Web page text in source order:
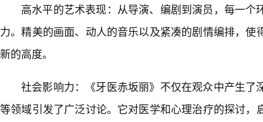
高水平的艺术表现：从导演、编剧到演员，每一个
力。精美的画面、动人的音乐以及紧凑的剧情编排，使
新的高度。
社会影响力：《牙医赤坂丽》不仅在观众中产生了
等领域引发了广泛讨论。它对医学和心理治疗的探讨，